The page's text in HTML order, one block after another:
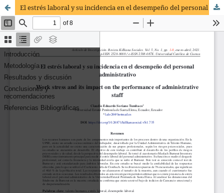
El estrés laboral y su incidencia en el desempeño del personal administrativo